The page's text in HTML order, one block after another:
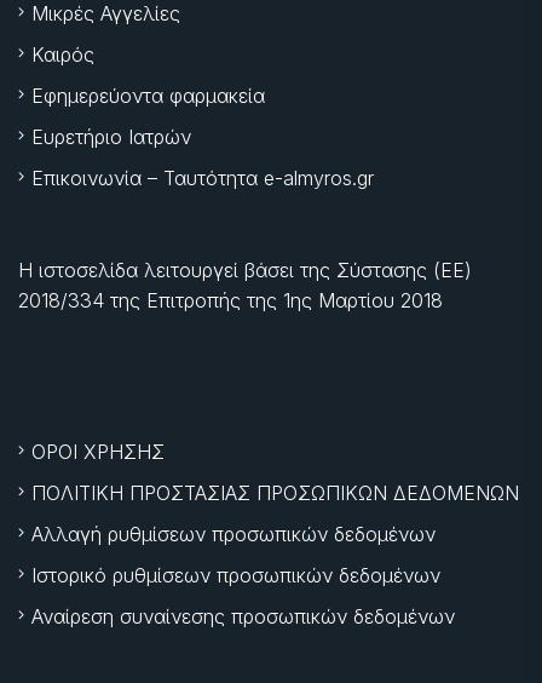
Μικρές Αγγελίες
Καιρός
Εφημερεύοντα φαρμακεία
Ευρετήριο Ιατρών
Επικοινωνία – Ταυτότητα e-almyros.gr
Η ιστοσελίδα λειτουργεί βάσει της Σύστασης (ΕΕ)
2018/334 της Επιτροπής της 1ης Μαρτίου 2018
ΟΡΟΙ ΧΡΗΣΗΣ
ΠΟΛΙΤΙΚΗ ΠΡΟΣΤΑΣΙΑΣ ΠΡΟΣΩΠΙΚΩΝ ΔΕΔΟΜΕΝΩΝ
Αλλαγή ρυθμίσεων προσωπικών δεδομένων
Ιστορικό ρυθμίσεων προσωπικών δεδομένων
Αναίρεση συναίνεσης προσωπικών δεδομένων